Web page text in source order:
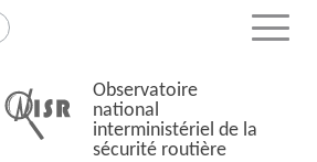
Menu
Observatoire
national
interministériel de la
sécurité routière